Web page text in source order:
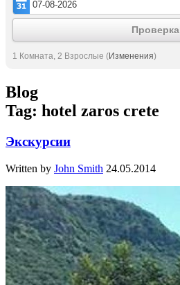
Проверка
1 Комната, 2 Взрослые (Изменения)
Blog
Tag: hotel zaros crete
Экскурсии
Written by John Smith 24.05.2014